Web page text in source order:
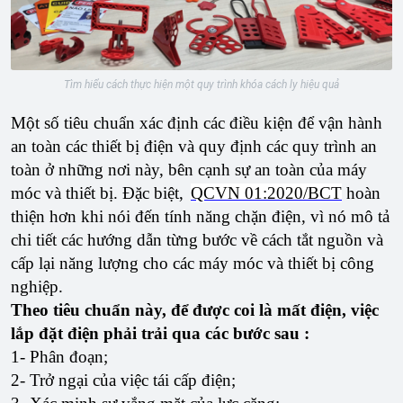
Tìm hiểu cách thực hiện một quy trình khóa cách ly hiệu quả
Một số tiêu chuẩn xác định các điều kiện để vận hành
an toàn các thiết bị điện và quy định các quy trình an
toàn ở những nơi này, bên cạnh sự an toàn của máy
móc và thiết bị. Đặc biệt, QCVN 01:2020/BCT hoàn
thiện hơn khi nói đến tính năng chặn điện, vì nó mô tả
chi tiết các hướng dẫn từng bước về cách tắt nguồn và
cấp lại năng lượng cho các máy móc và thiết bị công
nghiệp.
Theo tiêu chuẩn này, để được coi là mất điện, việc
lắp đặt điện phải trải qua các bước sau :
1- Phân đoạn;
2- Trở ngại của việc tái cấp điện;